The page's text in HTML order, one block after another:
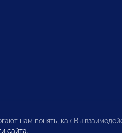
нам понять, как Вы
сайта.